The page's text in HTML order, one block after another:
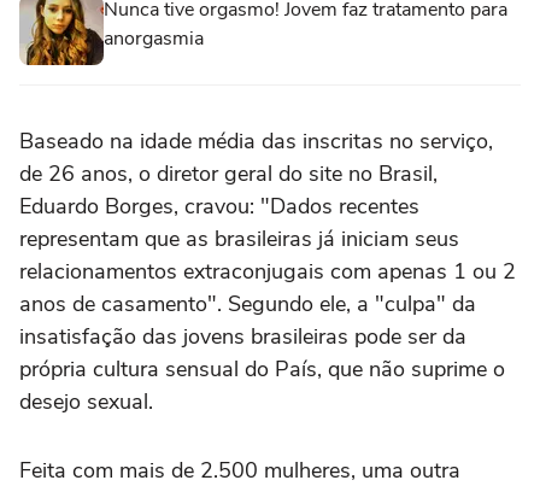
Nunca tive orgasmo! Jovem faz tratamento para
anorgasmia
Baseado na idade média das inscritas no serviço,
de 26 anos, o diretor geral do site no Brasil,
Eduardo Borges, cravou: "Dados recentes
representam que as brasileiras já iniciam seus
relacionamentos extraconjugais com apenas 1 ou 2
anos de casamento". Segundo ele, a "culpa" da
insatisfação das jovens brasileiras pode ser da
própria cultura sensual do País, que não suprime o
desejo sexual.
Feita com mais de 2.500 mulheres, uma outra